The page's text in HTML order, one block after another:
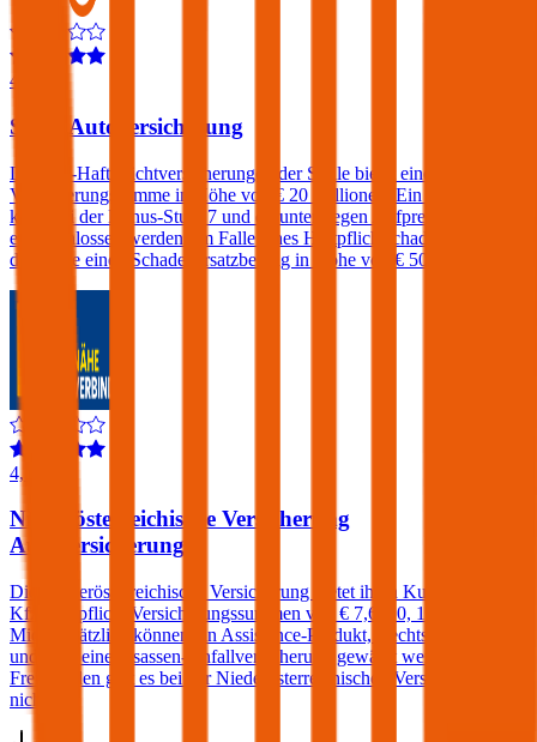
4,6
Smile Autoversicherung
Die Kfz-Haftpflichtversicherungen der Smile bietet eine
Versicherungssumme in Höhe von € 20 Millionen. Ein Freischaden
kann bei der Bonus-Stufe 7 und darunter gegen Aufpreis
eingeschlossen werden. Im Falle eines Haftpflichtschadens verlangt
die Smile einen Schadenersatzbeitrag in Höhe von € 500.
4,1
Niederösterreichische Versicherung
Autoversicherung
Die Niederösterreichische Versicherung bietet ihren Kunden in der
Kfz-Haftpflicht Versicherungssummen von € 7,6, 10, 15 und 20
Mio. Zusätzlich können ein Assistance-Produkt, Rechtsschutz
und/oder eine Insassen-Unfallversicherung gewählt werden. Einen
Freischaden gibt es bei der Niederösterreichischen Versicherung
nicht.